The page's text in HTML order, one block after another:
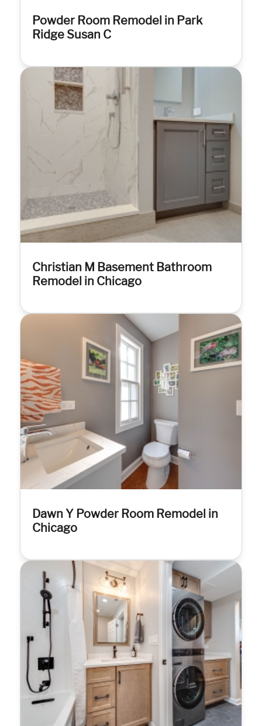
Powder Room Remodel in Park
Ridge Susan C
Christian M Basement Bathroom
Remodel in Chicago
Dawn Y Powder Room Remodel in
Chicago